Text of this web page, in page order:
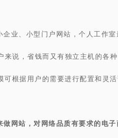
企业、小型门户网站，个人工作
来说，省钱而又有独立主机的各
可根据用户的需要进行配置和灵
做网站，对网络品质有要求的电子